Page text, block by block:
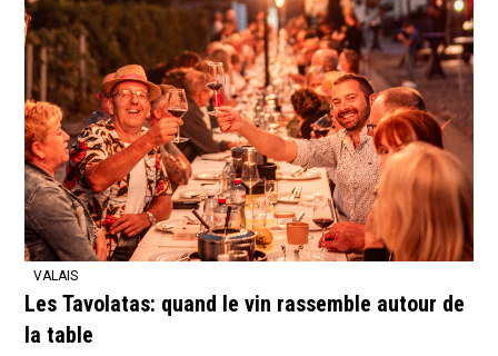
VALAIS
Les Tavolatas: quand le vin rassemble autour de
la table